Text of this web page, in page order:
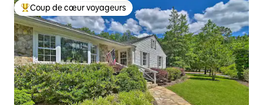
Coups de cœur voyageurs les plus appréciés
Coup de cœur voyageurs